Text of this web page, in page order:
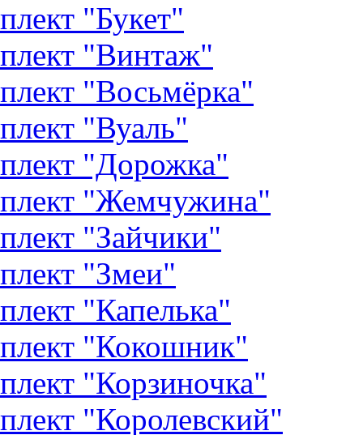
"Букет"
"Винтаж"
"Восьмёрка"
"Вуаль"
"Дорожка"
"Жемчужина"
"Зайчики"
"Змеи"
"Капелька"
"Кокошник"
"Корзиночка"
"Королевский"